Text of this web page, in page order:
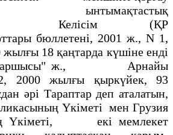
ынтымақтастық
Келісім (ҚР
бюллетені, 2001 ж., N 1,
18 қаңтарда күшіне енді
жаршысы" ж., Арнайы
2000 жылғы қыркүйек, 93
Тараптар деп аталатын,
Үкіметі мен Грузия
Үкіметі, екі мемлекет